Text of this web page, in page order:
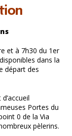
et à 7h30 du 1er
dans la
départ des
Portes du
0 de la Via
pèlerins.